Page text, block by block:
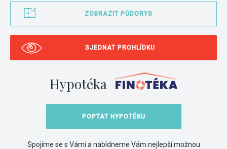
ZOBRAZIT PŮDORYS
SJEDNAT PROHLÍDKU
Hypotéka
POPTAT HYPOTÉKU
Spojíme se s Vámi a nabídneme Vám nejlepší možnou